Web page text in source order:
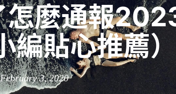
怎麼通報
編貼心推薦
3, 2020